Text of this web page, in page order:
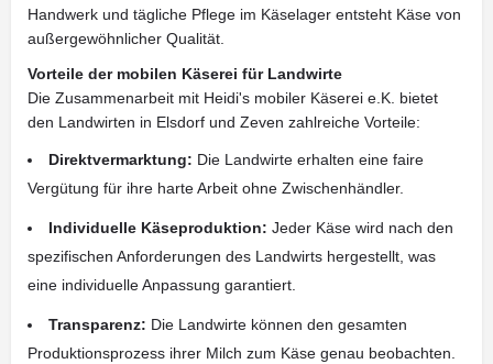
Handwerk und tägliche Pflege im Käselager entsteht Käse von
außergewöhnlicher Qualität.
Vorteile der mobilen Käserei für Landwirte
Die Zusammenarbeit mit Heidi's mobiler Käserei e.K. bietet
den Landwirten in Elsdorf und Zeven zahlreiche Vorteile:
Direktvermarktung: Die Landwirte erhalten eine faire
Vergütung für ihre harte Arbeit ohne Zwischenhändler.
Individuelle Käseproduktion: Jeder Käse wird nach den
spezifischen Anforderungen des Landwirts hergestellt, was
eine individuelle Anpassung garantiert.
Transparenz: Die Landwirte können den gesamten
Produktionsprozess ihrer Milch zum Käse genau beobachten.